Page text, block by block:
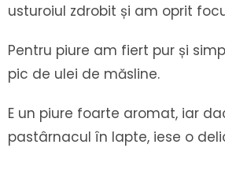
usturoiul zdrobit și am oprit
Pentru piure am fiert pur și
pic de ulei de măsline.
E un piure foarte aromat, iar
pastârnacul în lapte, iese o